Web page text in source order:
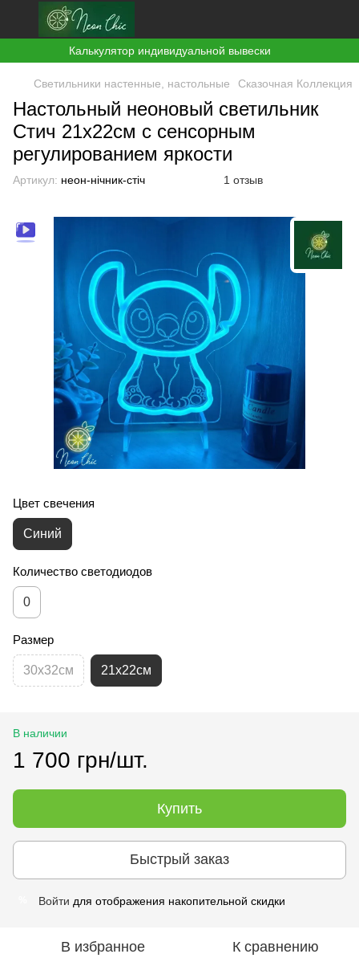
Калькулятор индивидуальной вывески
Светильники настенные, настольные Сказочная Коллекция
Настольный неоновый светильник
Стич 21х22см с сенсорным
регулированием яркости
Артикул: неон-нічник-стіч 1 отзыв
Цвет свечения
Синий
Количество светодиодов
0
Размер
30х32см 21х22см
В наличии
1 700 грн/шт.
Купить
Быстрый заказ
Войти для отображения накопительной скидки
В избранное К сравнению